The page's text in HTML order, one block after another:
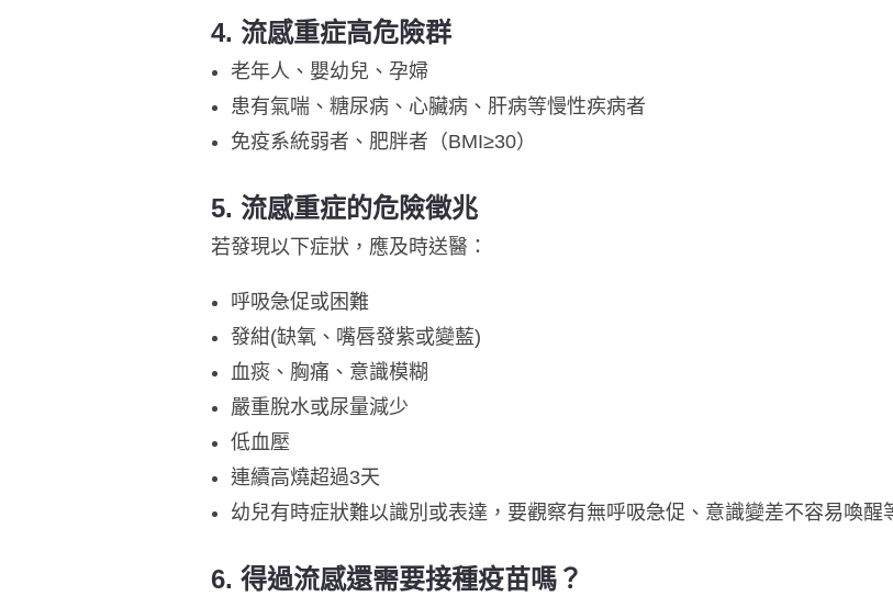
4. 流感重症高危險群
老年人、嬰幼兒、孕婦
患有氣喘、糖尿病、心臟病、肝病等慢性疾病者
免疫系統弱者、肥胖者（BMI≥30）
5. 流感重症的危險徵兆
若發現以下症狀，應及時送醫：
呼吸急促或困難
發紺(缺氧、嘴唇發紫或變藍)
血痰、胸痛、意識模糊
嚴重脫水或尿量減少
低血壓
連續高燒超過3天
幼兒有時症狀難以識別或表達，要觀察有無呼吸急促、意識變差不容易喚醒
6. 得過流感還需要接種疫苗嗎？